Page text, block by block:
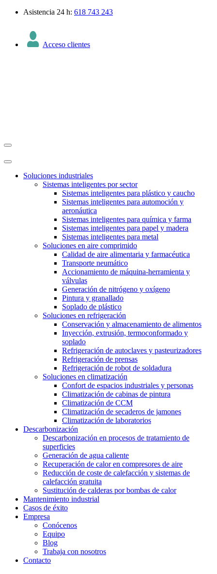
Asistencia 24 h: 618 743 243
Acceso clientes
Soluciones industriales
Sistemas inteligentes por sector
Sistemas inteligentes para plástico y caucho
Sistemas inteligentes para automoción y
aeronáutica
Sistemas inteligentes para química y farma
Sistemas inteligentes para papel y madera
Sistemas inteligentes para metal
Soluciones en aire comprimido
Calidad de aire alimentaria y farmacéutica
Transporte neumático
Accionamiento de máquina-herramienta y
válvulas
Generación de nitrógeno y oxígeno
Pintura y granallado
Soplado de plástico
Soluciones en refrigeración
Conservación y almacenamiento de alimentos
Inyección, extrusión, termoconformado y
soplado
Refrigeración de autoclaves y pasteurizadores
Refrigeración de prensas
Refrigeración de robot de soldadura
Soluciones en climatización
Confort de espacios industriales y personas
Climatización de cabinas de pintura
Climatización de CCM
Climatización de secaderos de jamones
Climatización de laboratorios
Descarbonización
Descarbonización en procesos de tratamiento de
superficies
Generación de agua caliente
Recuperación de calor en compresores de aire
Reducción de coste de calefacción y sistemas de
calefacción gratuita
Sustitución de calderas por bombas de calor
Mantenimiento industrial
Casos de éxito
Empresa
Conócenos
Equipo
Blog
Trabaja con nosotros
Contacto